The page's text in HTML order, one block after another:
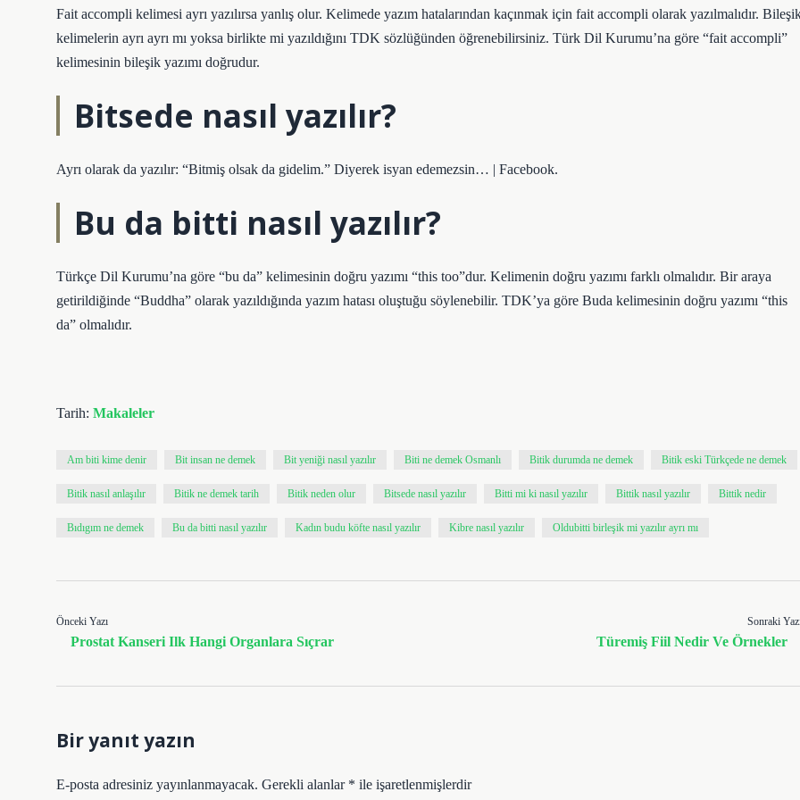
Fait accompli kelimesi ayrı yazılırsa yanlış olur. Kelimede yazım hatalarından kaçınmak için fait accompli olarak yazılmalıdır.
kelimelerin ayrı ayrı mı yoksa birlikte mi yazıldığını TDK sözlüğünden öğrenebilirsiniz. Türk Dil Kurumu’na göre “fait accompli”
kelimesinin bileşik yazımı doğrudur.
Bitsede nasıl yazılır?
Ayrı olarak da yazılır: “Bitmiş olsak da gidelim.” Diyerek isyan edemezsin… | Facebook.
Bu da bitti nasıl yazılır?
Türkçe Dil Kurumu’na göre “bu da” kelimesinin doğru yazımı “this too”dur. Kelimenin doğru yazımı farklı olmalıdır. Bir araya
getirildiğinde “Buddha” olarak yazıldığında yazım hatası oluştuğu söylenebilir. TDK’ya göre Buda kelimesinin doğru yazımı “this
da” olmalıdır.
Tarih: Makaleler
Am biti kime denir Bit insan ne demek Bit yeniği nasıl yazılır Biti ne demek Osmanlı Bitik durumda ne demek Bitik eski Türkçede ne demek
Bitik nasıl anlaşılır Bitik ne demek tarih Bitik neden olur Bitsede nasıl yazılır Bitti mi ki nasıl yazılır Bittik nasıl yazılır Bittik nedir
Bıdıgım ne demek Bu da bitti nasıl yazılır Kadın budu köfte nasıl yazılır Kibre nasıl yazılır Oldubitti birleşik mi yazılır ayrı mı
Önceki Yazı
Prostat Kanseri Ilk Hangi Organlara Sıçrar
Sonraki
Türemiş Fiil Nedir Ve Örnekler
Bir yanıt yazın
E-posta adresiniz yayınlanmayacak. Gerekli alanlar * ile işaretlenmişlerdir